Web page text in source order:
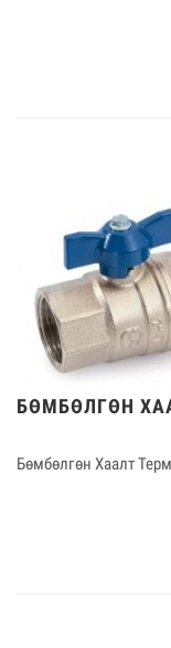
БӨМБӨЛГӨН
Бөмбөлгөн Хаалт